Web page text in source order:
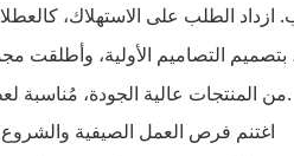
ازداد الطلب على الاستهلاك،
من المنتجات عالية الجودة، مُناسبة لعطلات الصيف، لتلبية الاحتياجات المتنوعة للعملاء حول العالم.